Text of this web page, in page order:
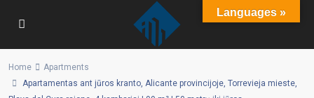
Home
Apartments
Apartamentas ant jūros kranto, Alicante provincijoje, Torrevieja mieste,
Languages »